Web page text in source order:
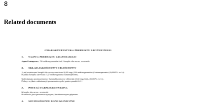
Related documents